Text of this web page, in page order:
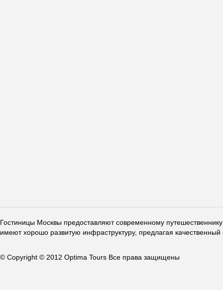
Гостиницы Москвы предоставляют современному
имеют хорошо развитую инфраструктуру, предлагая
© Copyright © 2012 Optima Tours Все права защищены